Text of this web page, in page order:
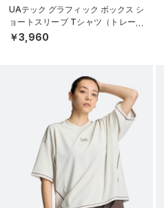
UAテック グラフィック ボックス シ
ョートスリーブ Tシャツ（トレーニ
ング/WOMEN）
￥3,960